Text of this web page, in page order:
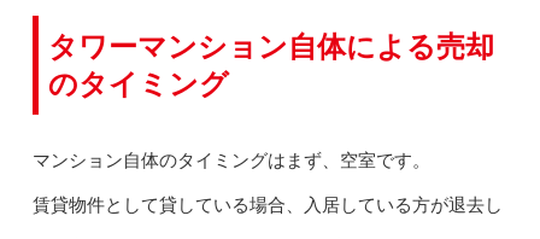
タワーマンション自体による売却
のタイミング
マンション自体のタイミングはまず、空室です。
賃貸物件として貸している場合、入居している方が退去し